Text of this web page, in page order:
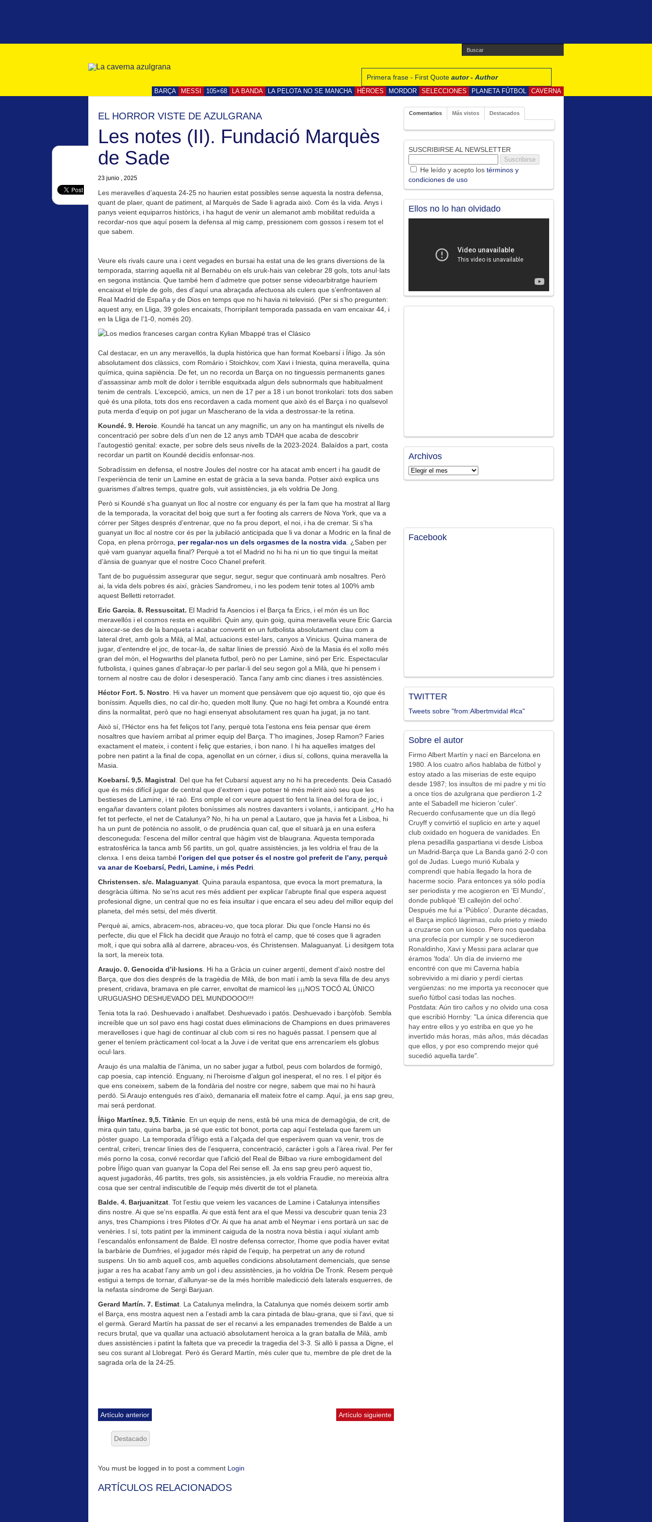
Primera frase - First Quote autor - Author
BARÇA MESSI 105×68 LA BANDA LA PELOTA NO SE MANCHA HÉROES MORDOR SELECCIONES PLANETA FÚTBOL CAVERNA
EL HORROR VISTE DE AZULGRANA
Les notes (II). Fundació Marquès
de Sade
23 junio , 2025
Les meravelles d’aquesta 24-25 no haurien estat possibles sense aquesta la nostra defensa,
quant de plaer, quant de patiment, al Marquès de Sade li agrada això. Com és la vida. Anys i
panys veient equiparros històrics, i ha hagut de venir un alemanot amb mobilitat reduïda a
recordar-nos que aquí posem la defensa al mig camp, pressionem com gossos i resem tot el
que sabem.
Veure els rivals caure una i cent vegades en bursai ha estat una de les grans diversions de la
temporada, starring aquella nit al Bernabéu on els uruk-hais van celebrar 28 gols, tots anul·lats
en segona instància. Que també hem d’admetre que potser sense videoarbitratge hauríem
encaixat el triple de gols, des d’aquí una abraçada afectuosa als culers que s’enfrontaven al
Real Madrid de España y de Dios en temps que no hi havia ni televisió. (Per si s’ho pregunten:
aquest any, en Lliga, 39 goles encaixats, l’horripilant temporada passada en vam encaixar 44, i
en la Lliga de l’1-0, només 20).
Cal destacar, en un any meravellós, la dupla històrica que han format Koebarsí i Íñigo. Ja són
absolutament dos clàssics, com Romário i Stoichkov, com Xavi i Iniesta, quina meravella, quina
química, quina sapiència. De fet, un no recorda un Barça on no tinguessis permanents ganes
d’assassinar amb molt de dolor i terrible esquitxada algun dels subnormals que habitualment
tenim de centrals. L’excepció, amics, un nen de 17 per a 18 i un bonot tronkolari: tots dos saben
què és una pilota, tots dos ens recordaven a cada moment que això és el Barça i no qualsevol
puta merda d’equip on pot jugar un Mascherano de la vida a destrossar-te la retina.
Koundé. 9. Heroic . Koundé ha tancat un any magnífic, un any on ha mantingut els nivells de
concentració per sobre dels d’un nen de 12 anys amb TDAH que acaba de descobrir
l’autogestió genital: exacte, per sobre dels seus nivells de la 2023-2024. Balaídos a part, costa
recordar un partit on Koundé decidís enfonsar-nos.
Sobradíssim en defensa, el nostre Joules del nostre cor ha atacat amb encert i ha gaudit de
l’experiència de tenir un Lamine en estat de gràcia a la seva banda. Potser això explica uns
guarismes d’altres temps, quatre gols, vuit assistències, ja els voldria De Jong.
Però si Koundé s’ha guanyat un lloc al nostre cor enguany és per la fam que ha mostrat al llarg
de la temporada, la voracitat del boig que surt a fer footing als carrers de Nova York, que va a
córrer per Sitges després d’entrenar, que no fa prou deport, el noi, i ha de cremar. Si s’ha
guanyat un lloc al nostre cor és per la jubilació anticipada que li va donar a Modric en la final de
Copa, en plena pròrroga, per regalar-nos un dels orgasmes de la nostra vida . ¿Saben per
què vam guanyar aquella final? Perquè a tot el Madrid no hi ha ni un tio que tingui la meitat
d’ànsia de guanyar que el nostre Coco Chanel preferit.
Tant de bo puguéssim assegurar que segur, segur, segur que continuarà amb nosaltres. Però
ai, la vida dels pobres és així, gràcies Sandromeu, i no les podem tenir totes al 100% amb
aquest Belletti retorradet.
Eric Garcia. 8. Ressuscitat. El Madrid fa Asencios i el Barça fa Erics, i el món és un lloc
meravellós i el cosmos resta en equilibri. Quin any, quin goig, quina meravella veure Eric Garcia
aixecar-se des de la banqueta i acabar convertit en un futbolista absolutament clau com a
lateral dret, amb gols a Milà, al Mal, actuacions estel·lars, canyos a Vinicius. Quina manera de
jugar, d’entendre el joc, de tocar-la, de saltar línies de pressió. Això de la Masia és el xollo més
gran del món, el Hogwarths del planeta futbol, però no per Lamine, sinó per Eric. Espectacular
futbolista, i quines ganes d’abraçar-lo per parlar-li del seu segon gol a Milà, que hi pensem i
tornem al nostre cau de dolor i desesperació. Tanca l’any amb cinc dianes i tres assistències.
Héctor Fort. 5. Nostro . Hi va haver un moment que pensàvem que ojo aquest tio, ojo que és
boníssim. Aquells dies, no cal dir-ho, queden molt lluny. Que no hagi fet ombra a Koundé entra
dins la normalitat, però que no hagi ensenyat absolutament res quan ha jugat, ja no tant.
Això sí, l’Héctor ens ha fet feliços tot l’any, perquè tota l’estona ens feia pensar que érem
nosaltres que havíem arribat al primer equip del Barça. T’ho imagines, Josep Ramon? Faries
exactament el mateix, i content i feliç que estaries, i bon nano. I hi ha aquelles imatges del
pobre nen patint a la final de copa, agenollat en un córner, i dius sí, collons, quina meravella la
Masia.
Koebarsí. 9,5. Magistral . Del que ha fet Cubarsí aquest any no hi ha precedents. Deia Casadó
que és més difícil jugar de central que d’extrem i que potser té més mèrit això seu que les
bestieses de Lamine, i té raó. Ens omple el cor veure aquest tio fent la línea del fora de joc, i
engañar davanters colant pilotes boníssimes als nostres davanters i volants, i anticipant. ¿Ho ha
fet tot perfecte, el net de Catalunya? No, hi ha un penal a Lautaro, que ja havia fet a Lisboa, hi
ha un punt de potència no assolit, o de prudència quan cal, que el situarà ja en una esfera
desconeguda: l’escena del millor central que hàgim vist de blaugrana. Aquesta temporada
estratosférica la tanca amb 56 partits, un gol, quatre assistències, ja les voldria el frau de la
clenxa. I ens deixa també l’origen del que potser és el nostre gol preferit de l’any, perquè
va anar de Koebarsí, Pedri, Lamine, i més Pedri
Christensen. s/c. Malaguanyat . Quina paraula espantosa, que evoca la mort prematura, la
desgràcia última. No se’ns acut res més addient per explicar l’abrupte final que espera aquest
profesional digne, un central que no es feia insultar i que encara el seu adeu del millor equip del
planeta, del més setsi, del més divertit.
Perquè ai, amics, abracem-nos, abraceu-vo, que toca plorar. Diu que l’oncle Hansi no és
perfecte, diu que el Flick ha decidit que Araujo no fotrà el camp, que té coses que li agraden
molt, i que qui sobra allà al darrere, abraceu-vos, és Christensen. Malaguanyat. Li desitgem tota
la sort, la mereix tota.
Araujo. 0. Genocida d’il·lusions . Hi ha a Gràcia un cuiner argentí, dement d’això nostre del
Barça, que dos dies després de la tragèdia de Milà, de bon matí i amb la seva filla de deu anys
present, cridava, bramava en ple carrer, envoltat de mamicol·les ¡¡¡NOS TOCÓ AL ÚNICO
URUGUASHO DESHUEVADO DEL MUNDOOOO!!!
Tenia tota la raó. Deshuevado i analfabet. Deshuevado i patós. Deshuevado i barçòfob. Sembla
increíble que un sol pavo ens hagi costat dues eliminacions de Champions en dues primaveres
meravelloses i que hagi de continuar al club com si res no hagués passat. I pensem que al
gener el teníem pràcticament col·locat a la Juve i de veritat que ens arrencaríem els globus
ocul·lars.
Araujo és una malaltia de l’ànima, un no saber jugar a futbol, peus com bolardos de formigó,
cap poesia, cap intenció. Enguany, ni l’heroisme d’algun gol inesperat, el no res. I el pitjor és
que ens coneixem, sabem de la fondària del nostre cor negre, sabem que mai no hi haurà
perdó. Si Araujo entengués res d’això, demanaria ell mateix fotre el camp. Aquí, ja ens sap greu,
mai será perdonat.
Íñigo Martínez. 9,5. Titànic . En un equip de nens, està bé una mica de demagògia, de crit, de
mira quin tatu, quina barba, ja sé que estic tot bonot, porta cap aquí l’estelada que farem un
pòster guapo. La temporada d’Íñigo està a l’alçada del que esperàvem quan va venir, tros de
central, criteri, trencar línies des de l’esquerra, concentració, carácter i gols a l’àrea rival. Per fer
més porno la cosa, convé recordar que l’afició del Real de Bilbao va riure embogidament del
pobre Íñigo quan van guanyar la Copa del Rei sense ell. Ja ens sap greu però aquest tio,
aquest jugadoràs, 46 partits, tres gols, sis assistències, ja els voldria Fraudie, no mereixia altra
cosa que ser central indiscutible de l’equip més divertit de tot el planeta.
Balde. 4. Barjuanitzat . Tot l’estiu que veiem les vacances de Lamine i Catalunya intensifies
dins nostre. Ai que se’ns espatlla. Ai que està fent ara el que Messi va descubrir quan tenia 23
anys, tres Champions i tres Pilotes d’Or. Ai que ha anat amb el Neymar i ens portarà un sac de
venèries. I sí, tots patint per la imminent caiguda de la nostra nova bèstia i aquí xiulant amb
l’escandalós enfonsament de Balde. El nostre defensa corrector, l’home que podía haver evitat
la barbàrie de Dumfries, el jugador més ràpid de l’equip, ha perpetrat un any de rotund
suspens. Un tio amb aquell cos, amb aquelles condicions absolutament demencials, que sense
jugar a res ha acabat l’any amb un gol i deu assistències, ja ho voldria De Tronk. Resem perquè
estigui a temps de tornar, d’allunyar-se de la més horrible maledicció dels laterals esquerres, de
la nefasta síndrome de Sergi Barjuan.
Gerard Martín. 7. Estimat . La Catalunya melindra, la Catalunya que només deixem sortir amb
el Barça, ens mostra aquest nen a l’estadi amb la cara pintada de blau-grana, que si l’avi, que si
el germà. Gerard Martín ha passat de ser el recanvi a les empanades tremendes de Balde a un
recurs brutal, que va quallar una actuació absolutament heroica a la gran batalla de Milà, amb
dues assistències i patint la falteta que va precedir la tragedia del 3-3. Si allò li passa a Digne, el
seu cos surant al Llobregat. Però és Gerard Martín, més culer que tu, membre de ple dret de la
sagrada orla de la 24-25.
Artículo anterior Artículo siguiente
Destacado
You must be logged in to post a comment Login
ARTÍCULOS RELACIONADOS
Comentarios Más vistos Destacados
SUSCRIBIRSE AL NEWSLETTER
He leído y acepto los términos y
condiciones de uso
Ellos no lo han olvidado
Archivos
Archivos
Facebook
TWITTER
Tweets sobre "from:Albertmvidal #lca"
Sobre el autor
Firmo Albert Martín y nací en Barcelona en
1980. A los cuatro años hablaba de fútbol y
estoy atado a las miserias de este equipo
desde 1987; los insultos de mi padre y mi tío
a once tíos de azulgrana que perdieron 1-2
ante el Sabadell me hicieron 'culer'.
Recuerdo confusamente que un día llegó
Cruyff y convirtió el suplicio en arte y aquel
club oxidado en hoguera de vanidades. En
plena pesadilla gaspartiana vi desde Lisboa
un Madrid-Barça que La Banda ganó 2-0 con
gol de Judas. Luego murió Kubala y
comprendí que había llegado la hora de
hacerme socio. Para entonces ya sólo podía
ser periodista y me acogieron en 'El Mundo',
donde publiqué 'El callejón del ocho'.
Después me fui a 'Público'. Durante décadas,
el Barça implicó lágrimas, culo prieto y miedo
a cruzarse con un kiosco. Pero nos quedaba
una profecía por cumplir y se sucedieron
Ronaldinho, Xavi y Messi para aclarar que
éramos 'foda'. Un día de invierno me
encontré con que mi Caverna había
sobrevivido a mi diario y perdí ciertas
vergüenzas: no me importa ya reconocer que
sueño fútbol casi todas las noches.
Postdata: Aún tiro caños y no olvido una cosa
que escribió Hornby: "La única diferencia que
hay entre ellos y yo estriba en que yo he
invertido más horas, más años, más décadas
que ellos, y por eso comprendo mejor qué
sucedió aquella tarde".